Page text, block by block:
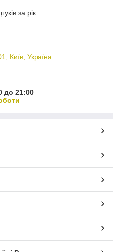
за рік
Київ, Україна
до 21:00